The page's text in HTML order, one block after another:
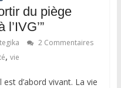
du piège
2 Commentaires
, vie
d’abord vivant. La vie